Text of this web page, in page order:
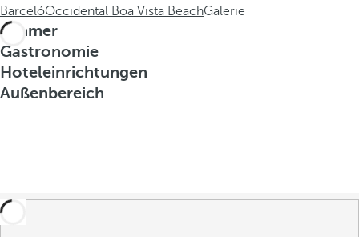
BarcelóOccidental Boa Vista BeachGalerie
Zimmer
Gastronomie
Hoteleinrichtungen
Außenbereich